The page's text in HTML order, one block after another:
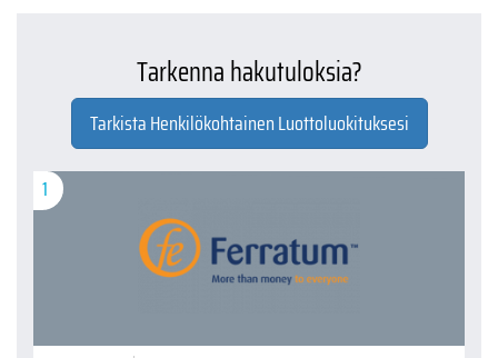
Tarkenna hakutuloksia?
Tarkista Henkilökohtainen Luottoluokituksesi
1